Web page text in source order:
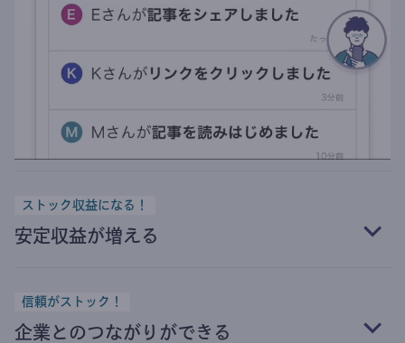
ストック収益になる！
安定収益が増える
信頼がストック！
企業とのつながりができる